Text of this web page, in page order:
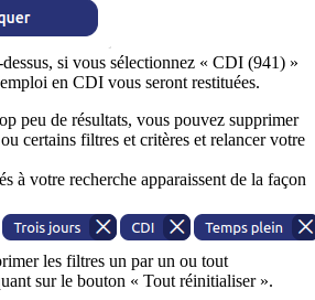
si vous sélectionnez « CDI (941) »
en CDI vous seront restituées.
peu de résultats, vous pouvez supprimer
certains filtres et critères et relancer votre
à votre recherche apparaissent de la façon
les filtres un par un ou tout
sur le bouton « Tout réinitialiser ».